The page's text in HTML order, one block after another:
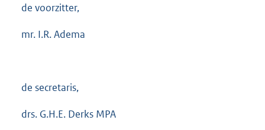
de voorzitter,
mr. I.R. Adema
de secretaris,
drs. G.H.E. Derks MPA